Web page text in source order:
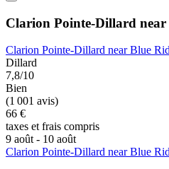
Clarion Pointe-Dillard
Clarion Pointe-Dillard near Blue
Dillard
7,8/10
Bien
(1 001 avis)
66 €
taxes et frais compris
9 août - 10 août
Clarion Pointe-Dillard near Blue